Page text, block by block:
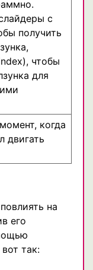
с
получить
чтобы
для
когда
двигать
на
его
так: